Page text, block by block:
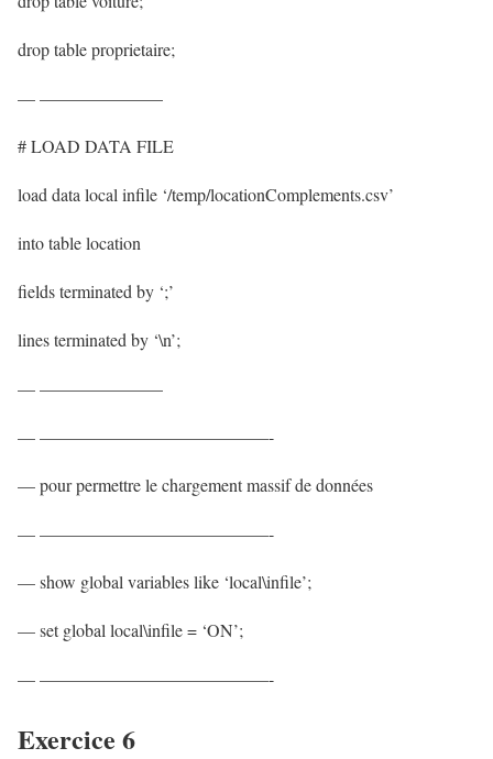
drop table proprietaire;
— ———————
# LOAD DATA FILE
load data local infile ‘/temp/locationComplements.csv’
into table location
fields terminated by ‘;’
lines terminated by ‘\n’;
— ———————
— —————————————-
— pour permettre le chargement massif de données
— —————————————-
— show global variables like ‘local\infile’;
— set global local\infile = ‘ON’;
— —————————————-
Exercice 6